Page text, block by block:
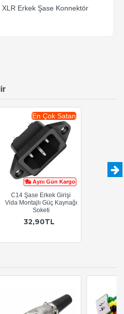
XLR Erkek Şase Konnektör
Aynı Gün Kargo
En Çok Satan
C14 Şase Erkek Girişi
Vida Montajlı Güç Kaynağı
Soketi
32,90TL